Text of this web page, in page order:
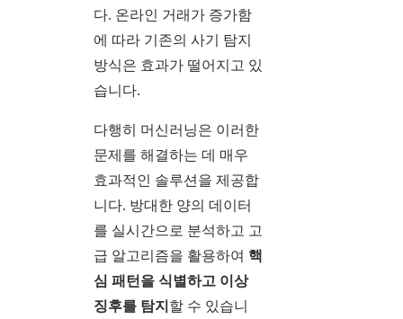
다. 온라인 거래가 증가함
에 따라 기존의 사기 탐지
방식은 효과가 떨어지고 있
습니다.
다행히 머신러닝은 이러한
문제를 해결하는 데 매우
효과적인 솔루션을 제공합
니다. 방대한 양의 데이터
를 실시간으로 분석하고 고
급 알고리즘을 활용하여 핵
심 패턴을 식별하고 이상
징후를 탐지할 수 있습니